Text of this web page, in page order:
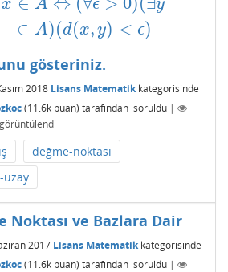
x A ϵ y
∈ A)(d(x, y) < ϵ)
gösteriniz.
2018 Lisans Matematikkategorisinde
(11.6kpuan) tarafından soruldu |
değme-noktası
uzay
Noktası ve Bazlara Dair
2017 Lisans Matematikkategorisinde
(11.6kpuan) tarafından soruldu |